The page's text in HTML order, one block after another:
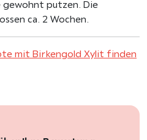
gewohnt putzen. Die
ca. 2 Wochen.
mit Birkengold Xylit finden